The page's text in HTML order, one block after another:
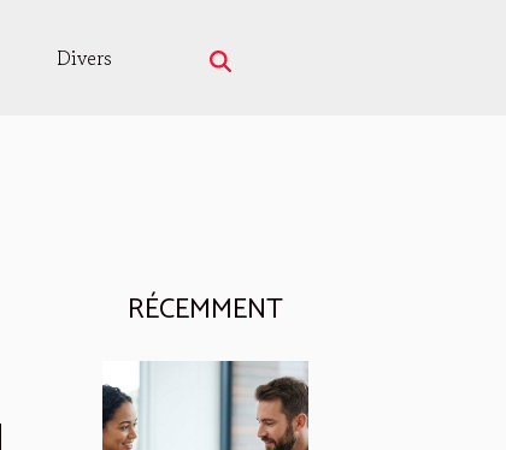
Divers
RÉCEMMENT